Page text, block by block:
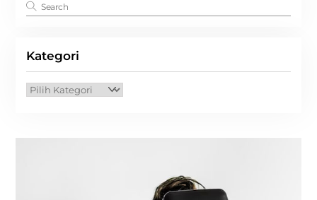
Kategori
Kategori